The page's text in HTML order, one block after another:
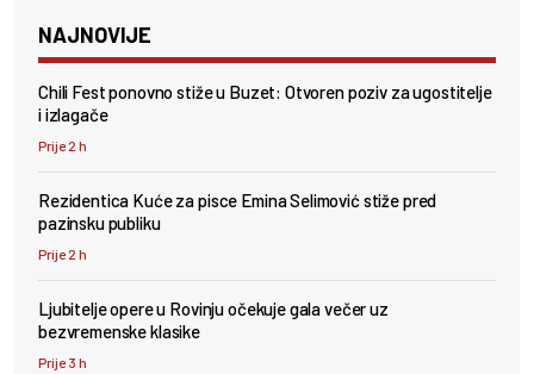
NAJNOVIJE
Chili Fest ponovno stiže u Buzet: Otvoren poziv za ugostitelje
i izlagače
Prije 2 h
Rezidentica Kuće za pisce Emina Selimović stiže pred
pazinsku publiku
Prije 2 h
Ljubitelje opere u Rovinju očekuje gala večer uz
bezvremenske klasike
Prije 3 h